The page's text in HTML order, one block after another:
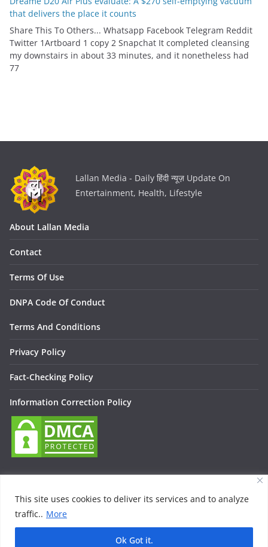
This site uses cookies to deliver its services and to analyze
traffic.. More
Ok Got it.
that delivers the place it counts
Share This To Others... Whatsapp Facebook Telegram Reddit
Twitter 1Artboard 1 copy 2 Snapchat It completed cleansing
my downstairs in about 33 minutes, and it nonetheless had
77
Lallan Media - Daily हिंदी न्यूज़ Update On
Entertainment, Health, Lifestyle
About Lallan Media
Contact
Terms Of Use
DNPA Code Of Conduct
Terms And Conditions
Privacy Policy
Fact-Checking Policy
Information Correction Policy
Copyright © 2026
Entertainment, Technology, Bollywood. All rights reserved.
by ThemeGrill. Powered by